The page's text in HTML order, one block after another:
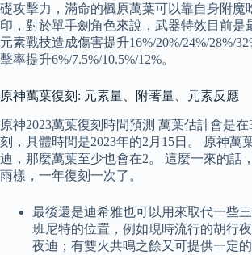
礎攻擊力，滿命的楓原萬葉可以靠自身附魔
印，對於單手劍角色來說，武器特效目前是
元素戰技造成傷害提升16%/20%/24%/28%/
擊率提升6%/7.5%/10.5%/12%。
原神萬葉復刻: 元素量、附著量、元素反應
原神2023萬葉復刻時間預測 萬葉估計會是在
刻，具體時間是2023年的2月15日。 原神萬
迪，那麼萬葉至少也會在2。 這麼一來的話
雨樣，一年復刻一次了。
最後還是迪希雅也可以用來取代一些
班尼特的位置，例如現時流行的胡行
夜迪；有雙火共鳴之餘又可提供一定的